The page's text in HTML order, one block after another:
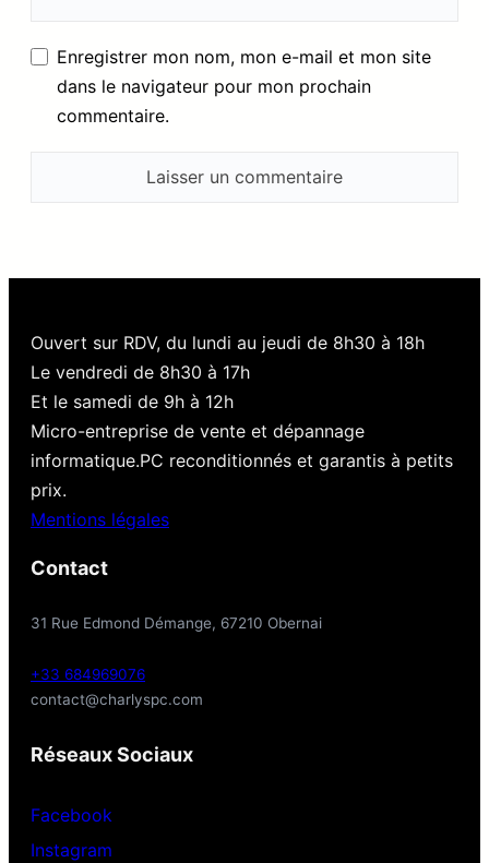
Enregistrer mon nom, mon e-mail et mon site
dans le navigateur pour mon prochain
commentaire.
Ouvert sur RDV, du lundi au jeudi de 8h30 à 18h
Le vendredi de 8h30 à 17h
Et le samedi de 9h à 12h
Micro-entreprise de vente et dépannage
informatique.PC reconditionnés et garantis à petits
prix.
Mentions légales
Contact
31 Rue Edmond Démange, 67210 Obernai
+33 684969076
contact@charlyspc.com
Réseaux Sociaux
Facebook
Instagram